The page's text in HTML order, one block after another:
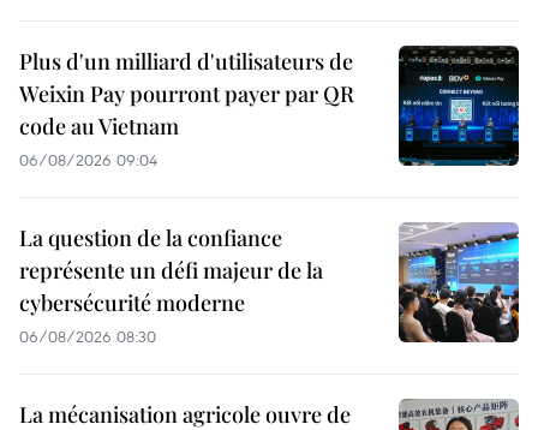
Plus d'un milliard d'utilisateurs de
Weixin Pay pourront payer par QR
code au Vietnam
06/08/2026 09:04
La question de la confiance
représente un défi majeur de la
cybersécurité moderne
06/08/2026 08:30
La mécanisation agricole ouvre de